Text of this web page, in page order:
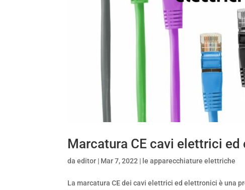
Marcatura CE cavi elettrici
daeditor | Mar 7, 2022 | le apparecchiature elettriche
La marcatura CE dei cavi elettrici ed elettronici è una